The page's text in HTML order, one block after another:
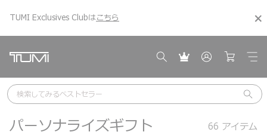
ギフトアイデアを見る こちら
ギフトアイデアを見る
TUMI Exclusives Clubはこちら
検索してみるベストセラー
パーソナライズギフト 66 アイテム